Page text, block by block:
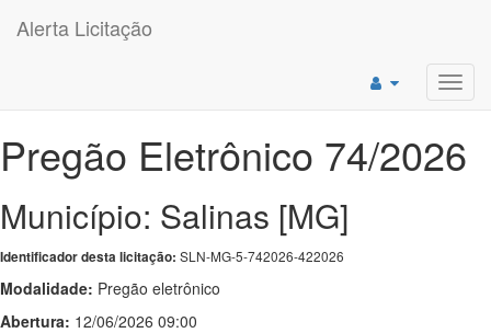
Alerta Licitação
Pregão Eletrônico 74/2026
Município: Salinas [MG]
Identificador desta licitação: SLN-MG-5-742026-422026
Modalidade: Pregão eletrônico
Abertura: 12/06/2026 09:00